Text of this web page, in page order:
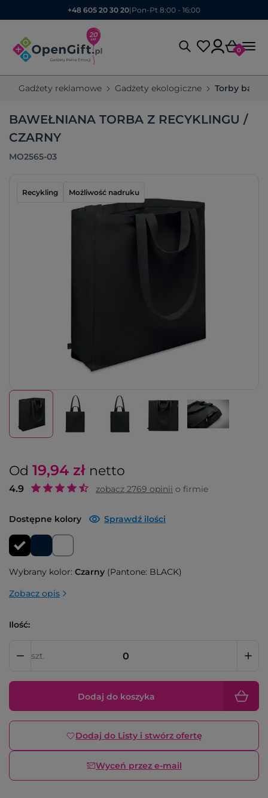
+48 605 20 30 20| Pon-Pt 8:00 - 16:00
0
Gadżety reklamowe Gadżety ekologiczne Torby
BAWEŁNIANA TORBA Z RECYKLINGU /
CZARNY
MO2565-03
Recykling Możliwość nadruku
Od 19,94 zł netto
4.9 zobacz 2769 opinii o firmie
Dostępne kolory Sprawdź ilości
Wybrany kolor: Czarny (Pantone: BLACK)
Zobacz opis
Ilość:
szt.
Dodaj do koszyka
Dodaj do Listy i stwórz ofertę
Wyceń przez e-mail